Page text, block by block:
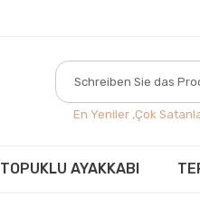
En Yeniler ,Çok
TOPUKLU AYAKKABI